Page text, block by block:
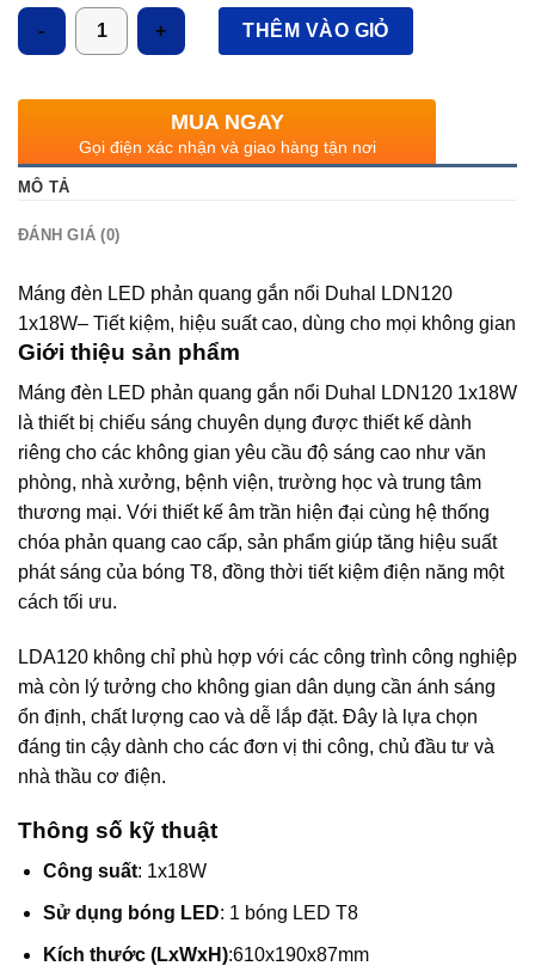
Số lượng
THÊM VÀO GIỎ
MUA NGAY
Gọi điện xác nhận và giao hàng tận nơi
MÔ TẢ
ĐÁNH GIÁ (0)
Máng đèn LED phản quang gắn nổi Duhal LDN120
1x18W– Tiết kiệm, hiệu suất cao, dùng cho mọi không gian
Giới thiệu sản phẩm
Máng đèn LED phản quang gắn nổi Duhal LDN120 1x18W
là thiết bị chiếu sáng chuyên dụng được thiết kế dành
riêng cho các không gian yêu cầu độ sáng cao như văn
phòng, nhà xưởng, bệnh viện, trường học và trung tâm
thương mại. Với thiết kế âm trần hiện đại cùng hệ thống
chóa phản quang cao cấp, sản phẩm giúp tăng hiệu suất
phát sáng của bóng T8, đồng thời tiết kiệm điện năng một
cách tối ưu.
LDA120 không chỉ phù hợp với các công trình công nghiệp
mà còn lý tưởng cho không gian dân dụng cần ánh sáng
ổn định, chất lượng cao và dễ lắp đặt. Đây là lựa chọn
đáng tin cậy dành cho các đơn vị thi công, chủ đầu tư và
nhà thầu cơ điện.
Thông số kỹ thuật
Công suất: 1x18W
Sử dụng bóng LED: 1 bóng LED T8
Kích thước (LxWxH):610x190x87mm